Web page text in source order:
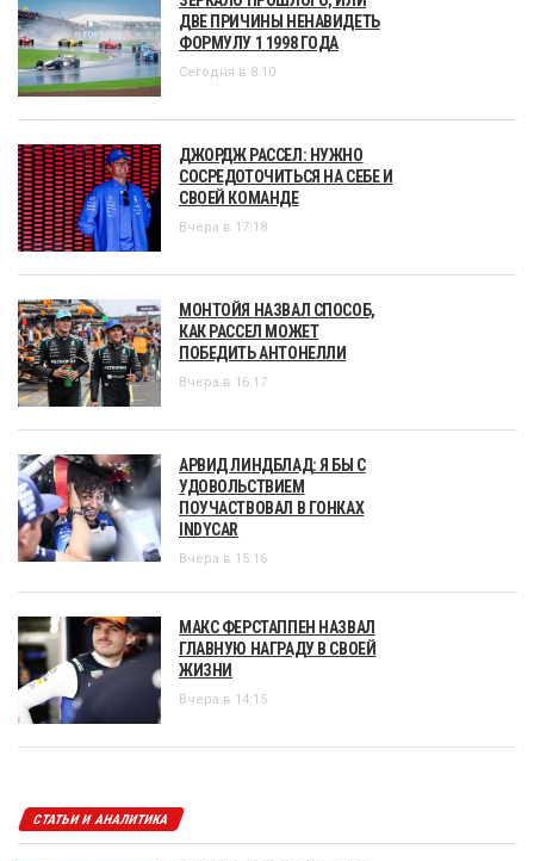
ДВЕ ПРИЧИНЫ НЕНАВИДЕТЬ
ФОРМУЛУ 1 1998 ГОДА
Сегодня в 8:10
ДЖОРДЖ РАССЕЛ: НУЖНО
СОСРЕДОТОЧИТЬСЯ НА СЕБЕ И
СВОЕЙ КОМАНДЕ
Вчера в 17:18
МОНТОЙЯ НАЗВАЛ СПОСОБ,
КАК РАССЕЛ МОЖЕТ
ПОБЕДИТЬ АНТОНЕЛЛИ
Вчера в 16:17
АРВИД ЛИНДБЛАД: Я БЫ С
УДОВОЛЬСТВИЕМ
ПОУЧАСТВОВАЛ В ГОНКАХ
INDYCAR
Вчера в 15:16
МАКС ФЕРСТАППЕН НАЗВАЛ
ГЛАВНУЮ НАГРАДУ В СВОЕЙ
ЖИЗНИ
Вчера в 14:15
СТАТЬИ И АНАЛИТИКА